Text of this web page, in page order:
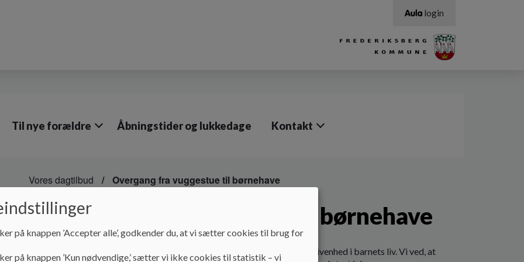
login
Til nye forældre Åbningstider og lukkedage Kontakt
Vores dagtilbud Overgang fra vuggestue til børnehave
Overgang Fra vuggestue til børnehave
I Fryden ser vi overgangen fra vuggestue til børnehave som en vigtig begivenhed i barnets liv. Vi ved, at
på knappen ’Accepter alle’, godkender du, at vi sætter cookies til brug for
på knappen ’Kun nødvendige,’ sætter vi ikke cookies til statistik – vi